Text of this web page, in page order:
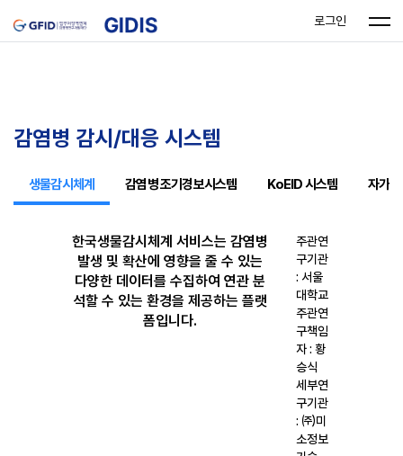
로그인
감염병 감시/대응 시스템
생물감시체계 감염병 조기경보시스템 KoEID 시스템 자가
한국생물감시체계 서비스는 감염병
발생 및 확산에 영향을 줄 수 있는
다양한 데이터를 수집하여 연관 분
석할 수 있는 환경을 제공하는 플랫
폼입니다.
주관연
구기관
: 서울
대학교
주관연
구책임
자 : 황
승식
세부연
구기관
: ㈜미
소정보